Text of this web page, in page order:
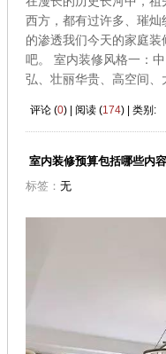
西方，都有过许多、璀
的渗透我们今天的家庭
吧。 室内装修风格一：
弘、壮丽华贵、高空间、
评论 (0) | 阅读 (174) | 类别:
室内装修预算包括哪些内容
标签： 无